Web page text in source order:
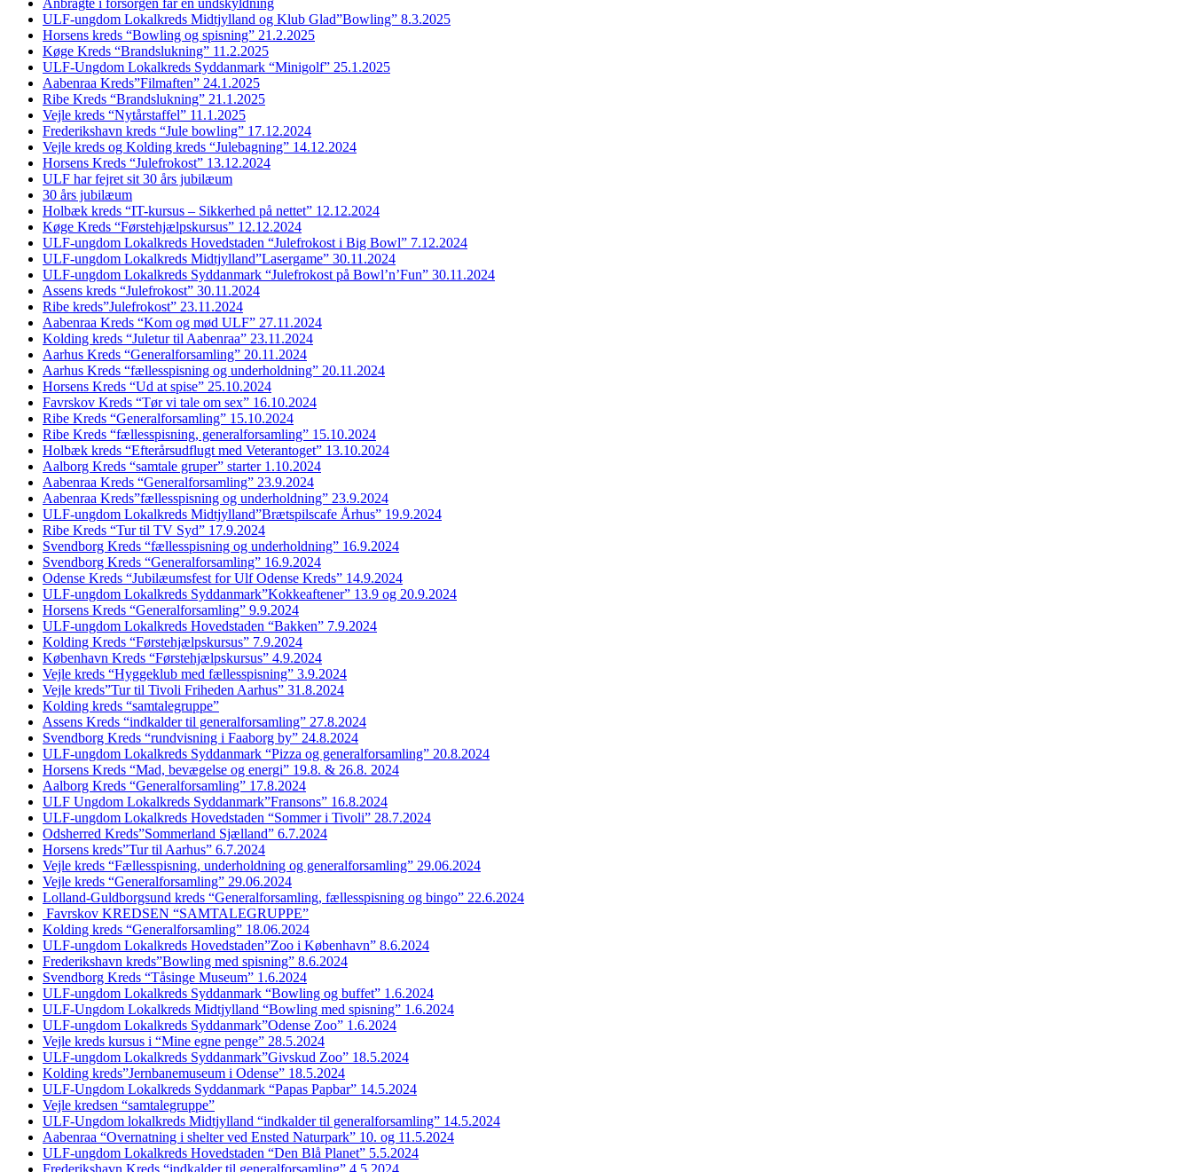
Anbragte i forsorgen får en undskyldning
ULF-ungdom Lokalkreds Midtjylland og Klub Glad”Bowling” 8.3.2025
Horsens kreds “Bowling og spisning” 21.2.2025
Køge Kreds “Brandslukning” 11.2.2025
ULF-Ungdom Lokalkreds Syddanmark “Minigolf” 25.1.2025
Aabenraa Kreds”Filmaften” 24.1.2025
Ribe Kreds “Brandslukning” 21.1.2025
Vejle kreds “Nytårstaffel” 11.1.2025
Frederikshavn kreds “Jule bowling” 17.12.2024
Vejle kreds og Kolding kreds “Julebagning” 14.12.2024
Horsens Kreds “Julefrokost” 13.12.2024
ULF har fejret sit 30 års jubilæum
30 års jubilæum
Holbæk kreds “IT-kursus – Sikkerhed på nettet” 12.12.2024
Køge Kreds “Førstehjælpskursus” 12.12.2024
ULF-ungdom Lokalkreds Hovedstaden “Julefrokost i Big Bowl” 7.12.2024
ULF-ungdom Lokalkreds Midtjylland”Lasergame” 30.11.2024
ULF-ungdom Lokalkreds Syddanmark “Julefrokost på Bowl’n’Fun” 30.11.2024
Assens kreds “Julefrokost” 30.11.2024
Ribe kreds”Julefrokost” 23.11.2024
Aabenraa Kreds “Kom og mød ULF” 27.11.2024
Kolding kreds “Juletur til Aabenraa” 23.11.2024
Aarhus Kreds “Generalforsamling” 20.11.2024
Aarhus Kreds “fællesspisning og underholdning” 20.11.2024
Horsens Kreds “Ud at spise” 25.10.2024
Favrskov Kreds “Tør vi tale om sex” 16.10.2024
Ribe Kreds “Generalforsamling” 15.10.2024
Ribe Kreds “fællesspisning, generalforsamling” 15.10.2024
Holbæk kreds “Efterårsudflugt med Veterantoget” 13.10.2024
Aalborg Kreds “samtale gruper” starter 1.10.2024
Aabenraa Kreds “Generalforsamling” 23.9.2024
Aabenraa Kreds”fællesspisning og underholdning” 23.9.2024
ULF-ungdom Lokalkreds Midtjylland”Brætspilscafe Århus” 19.9.2024
Ribe Kreds “Tur til TV Syd” 17.9.2024
Svendborg Kreds “fællesspisning og underholdning” 16.9.2024
Svendborg Kreds “Generalforsamling” 16.9.2024
Odense Kreds “Jubilæumsfest for Ulf Odense Kreds” 14.9.2024
ULF-ungdom Lokalkreds Syddanmark”Kokkeaftener” 13.9 og 20.9.2024
Horsens Kreds “Generalforsamling” 9.9.2024
ULF-ungdom Lokalkreds Hovedstaden “Bakken” 7.9.2024
Kolding Kreds “Førstehjælpskursus” 7.9.2024
København Kreds “Førstehjælpskursus” 4.9.2024
Vejle kreds “Hyggeklub med fællesspisning” 3.9.2024
Vejle kreds”Tur til Tivoli Friheden Aarhus” 31.8.2024
Kolding kreds “samtalegruppe”
Assens Kreds “indkalder til generalforsamling” 27.8.2024
Svendborg Kreds “rundvisning i Faaborg by” 24.8.2024
ULF-ungdom Lokalkreds Syddanmark “Pizza og generalforsamling” 20.8.2024
Horsens Kreds “Mad, bevægelse og energi” 19.8. & 26.8. 2024
Aalborg Kreds “Generalforsamling” 17.8.2024
ULF Ungdom Lokalkreds Syddanmark”Fransons” 16.8.2024
ULF-ungdom Lokalkreds Hovedstaden “Sommer i Tivoli” 28.7.2024
Odsherred Kreds”Sommerland Sjælland” 6.7.2024
Horsens kreds”Tur til Aarhus” 6.7.2024
Vejle kreds “Fællesspisning, underholdning og generalforsamling” 29.06.2024
Vejle kreds “Generalforsamling” 29.06.2024
Lolland-Guldborgsund kreds “Generalforsamling, fællesspisning og bingo” 22.6.2024
Favrskov KREDSEN “SAMTALEGRUPPE”
Kolding kreds “Generalforsamling” 18.06.2024
ULF-ungdom Lokalkreds Hovedstaden”Zoo i København” 8.6.2024
Frederikshavn kreds”Bowling med spisning” 8.6.2024
Svendborg Kreds “Tåsinge Museum” 1.6.2024
ULF-ungdom Lokalkreds Syddanmark “Bowling og buffet” 1.6.2024
ULF-Ungdom Lokalkreds Midtjylland “Bowling med spisning” 1.6.2024
ULF-ungdom Lokalkreds Syddanmark”Odense Zoo” 1.6.2024
Vejle kreds kursus i “Mine egne penge” 28.5.2024
ULF-ungdom Lokalkreds Syddanmark”Givskud Zoo” 18.5.2024
Kolding kreds”Jernbanemuseum i Odense” 18.5.2024
ULF-Ungdom Lokalkreds Syddanmark “Papas Papbar” 14.5.2024
Vejle kredsen “samtalegruppe”
ULF-Ungdom lokalkreds Midtjylland “indkalder til generalforsamling” 14.5.2024
Aabenraa “Overnatning i shelter ved Ensted Naturpark” 10. og 11.5.2024
ULF-ungdom Lokalkreds Hovedstaden “Den Blå Planet” 5.5.2024